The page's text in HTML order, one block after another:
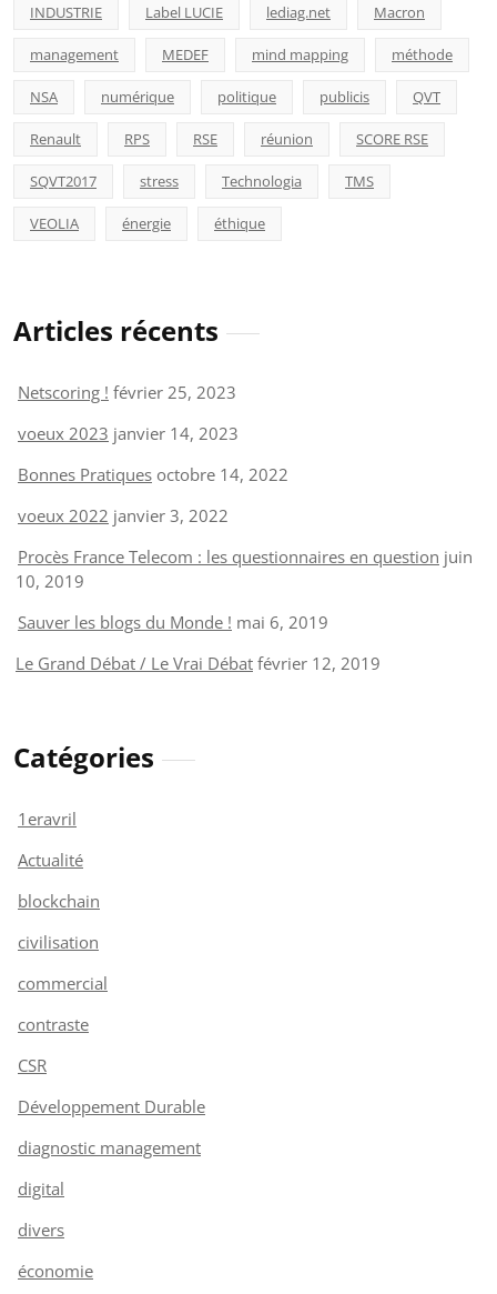
INDUSTRIE Label LUCIE lediag.net Macron
management MEDEF mind mapping méthode
NSA numérique politique publicis QVT
Renault RPS RSE réunion SCORE RSE
SQVT2017 stress Technologia TMS
VEOLIA énergie éthique
Articles récents
Netscoring ! février 25, 2023
voeux 2023 janvier 14, 2023
Bonnes Pratiques octobre 14, 2022
voeux 2022 janvier 3, 2022
Procès France Telecom : les questionnaires en question juin
10, 2019
Sauver les blogs du Monde ! mai 6, 2019
Le Grand Débat / Le Vrai Débat février 12, 2019
Catégories
1eravril
Actualité
blockchain
civilisation
commercial
contraste
CSR
Développement Durable
diagnostic management
digital
divers
économie